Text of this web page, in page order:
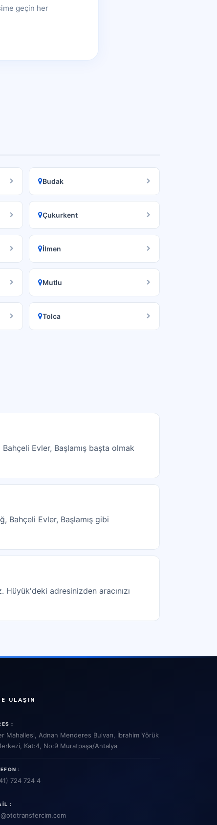
geçin her
Budak
Çukurkent
İlmen
Mutlu
Tolca
Evler, Başlamış başta olmak
Bahçeli Evler, Başlamış gibi
adresinizden aracınızı
ULAŞIN
:
Mahallesi, Adnan Menderes Bulvarı, İbrahim Yörük
Kat:4, No:9 Muratpaşa/Antalya
:
724 724 4
:
@ototransfercim.com